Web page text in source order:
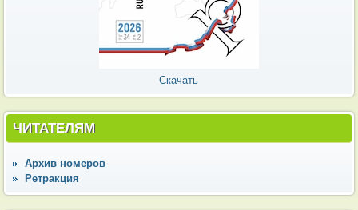
Скачать
ЧИТАТЕЛЯМ
Архив номеров
Ретракция